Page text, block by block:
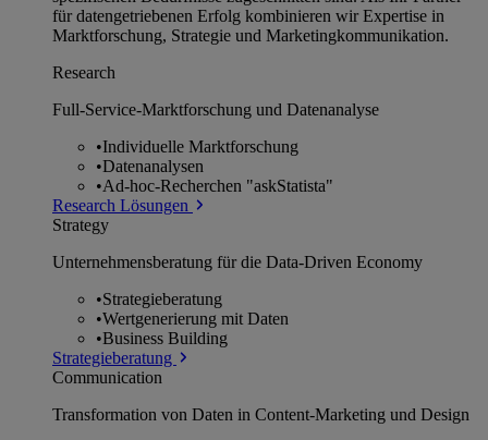
für datengetriebenen Erfolg kombinieren wir Expertise in
Marktforschung, Strategie und Marketingkommunikation.
Research
Full-Service-Marktforschung und Datenanalyse
•Individuelle Marktforschung
•Datenanalysen
•Ad-hoc-Recherchen "askStatista"
Research Lösungen
Strategy
Unternehmens­beratung für die Data-Driven Economy
•Strategieberatung
•Wertgenerierung mit Daten
•Business Building
Strategieberatung
Communication
Transformation von Daten in Content-Marketing und Design